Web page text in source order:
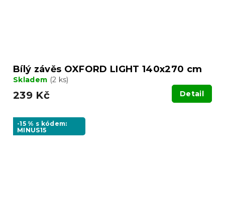
Bílý závěs OXFORD LIGHT 140x270 cm
Skladem (2 ks)
239 Kč Detail
-15 % s kódem:
MINUS15